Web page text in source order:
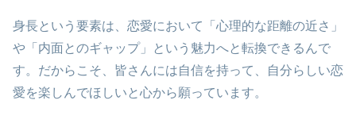
身長という要素は、恋愛において「心理的な距離の近さ」
や「内面とのギャップ」という魅力へと転換できるんで
す。だからこそ、皆さんには自信を持って、自分らしい恋
愛を楽しんでほしいと心から願っています。